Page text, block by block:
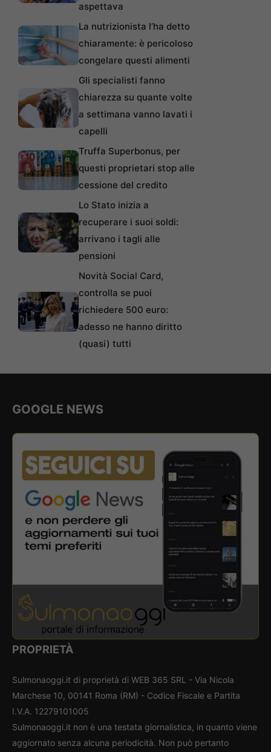
aspettava
La nutrizionista l’ha detto
chiaramente: è pericoloso
congelare questi alimenti
Gli specialisti fanno
chiarezza su quante volte
a settimana vanno lavati i
capelli
Truffa Superbonus, per
questi proprietari stop alle
cessione del credito
Lo Stato inizia a
recuperare i suoi soldi:
arrivano i tagli alle
pensioni
Novità Social Card,
controlla se puoi
richiedere 500 euro:
adesso ne hanno diritto
(quasi) tutti
GOOGLE NEWS
PROPRIETÀ
Sulmonaoggi.it di proprietà di WEB 365 SRL - Via Nicola
Marchese 10, 00141 Roma (RM) - Codice Fiscale e Partita
I.V.A. 12279101005
Sulmonaoggi.it non è una testata giornalistica, in quanto viene
aggiornato senza alcuna periodicità. Non può pertanto